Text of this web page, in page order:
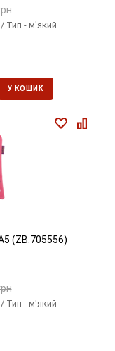
Тип - м'який
У КОШИК
(ZB.705556)
Тип - м'який